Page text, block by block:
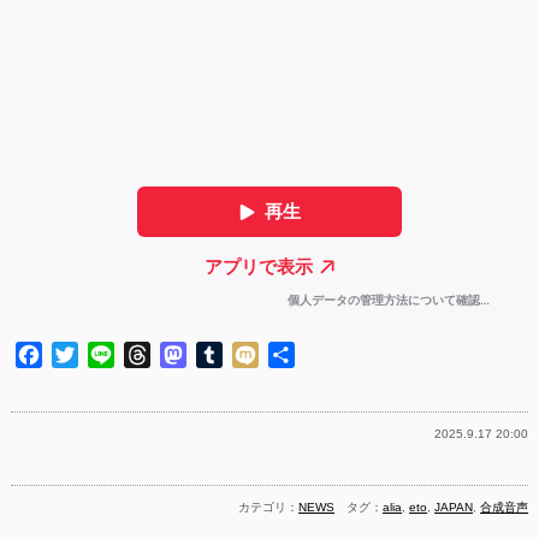
Facebook
TwitterLine ThreadsMastodon
Tumblr
Mixi
2025.9.17 20:00
カテゴリ： NEWS タグ：alia,eto,JAPAN,合成音声